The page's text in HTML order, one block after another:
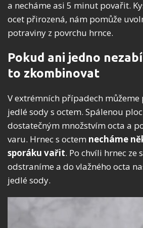
a necháme asi 5 minut povařit.
ocet přirozená, nám pomůže
potraviny z povrchu hrnce.
Pokud ani jedno
to zkombinovat
V extrémních případech
jedlé sody s octem. Spálenou
dostatečným množstvím octa a
varu. Hrnec s octem necháme
sporáku vařit. Po chvíli hrnec ze
odstraníme a do vlažného octa
jedlé sody.